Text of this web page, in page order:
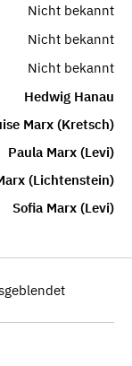
Nicht bekannt
Nicht bekannt
Nicht bekannt
Hedwig Hanau
Marx (Kretsch)
Paula Marx (Levi)
(Lichtenstein)
Sofia Marx (Levi)